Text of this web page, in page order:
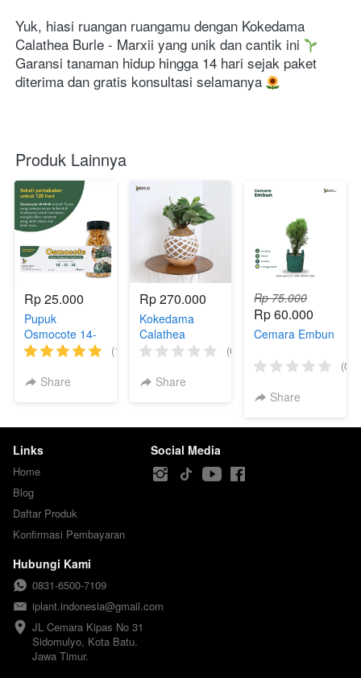
Calathea Burle - Marxii yang unik dan cantik ini
Garansi tanaman hidup hingga 14 hari sejak paket
diterima dan gratis konsultasi selamanya
Produk Lainnya
Rp 25.000
Pupuk
Osmocote 14-
14-14 (Slow
Fertilizer)
(11)
Share
Rp 270.000
Kokedama
Calathea
Butterfly
(0)
Share
Rp 75.000
Rp 60.000
Cemara Embun
(0)
Share
Links
Home
Blog
Daftar Produk
Konfirmasi Pembayaran
Social Media
Hubungi Kami
0831-6500-7109
iplant.indonesia@gmail.com
JL Cemara Kipas No 31
Sidomulyo, Kota Batu.
Jawa Timur.